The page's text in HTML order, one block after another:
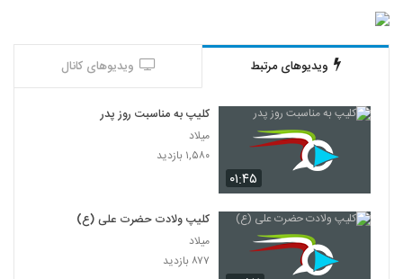
ویدیوهای مرتبط ویدیوهای کانال
۰۱:۴۵
کلیپ به مناسبت روز پدر
میلاد
۱,۵۸۰ بازدید
کلیپ ولادت حضرت علی (ع)
میلاد
۸۷۷ بازدید